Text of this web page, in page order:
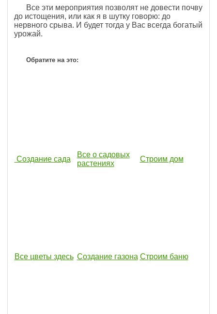
Все эти мероприятия позволят не довести почву
до истощения, или как я в шутку говорю: до
нервного срыва. И будет тогда у Вас всегда богатый
урожай.
Обратите на это:
Создание сада
Все о садовых
растениях
Строим дом
Все цветы здесь Создание газона Строим баню